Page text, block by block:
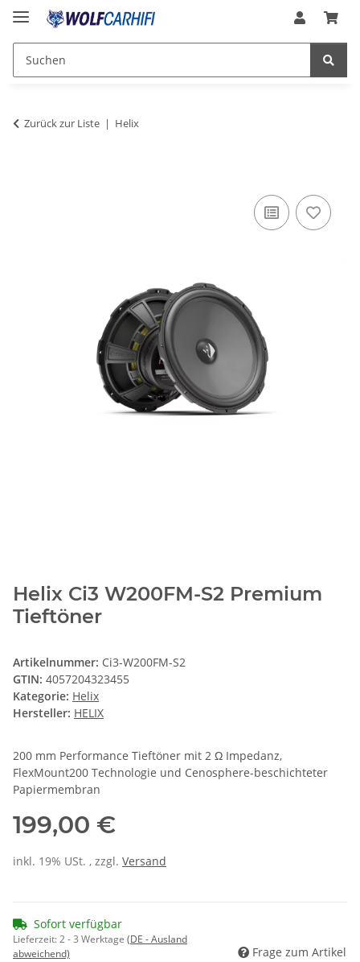
Zurück zur Liste Helix
Helix Ci3 W200FM-S2 Premium
Tieftöner
Artikelnummer: Ci3-W200FM-S2
GTIN: 4057204323455
Kategorie: Helix
Hersteller: HELIX
200 mm Performance Tieftöner mit 2 Ω Impedanz,
FlexMount200 Technologie und Cenosphere-beschichteter
Papiermembran
199,00 €
inkl. 19% USt. , zzgl. Versand
Sofort verfügbar
Lieferzeit:2 - 3 Werktage (DE - Ausland
abweichend)
Frage zum Artikel